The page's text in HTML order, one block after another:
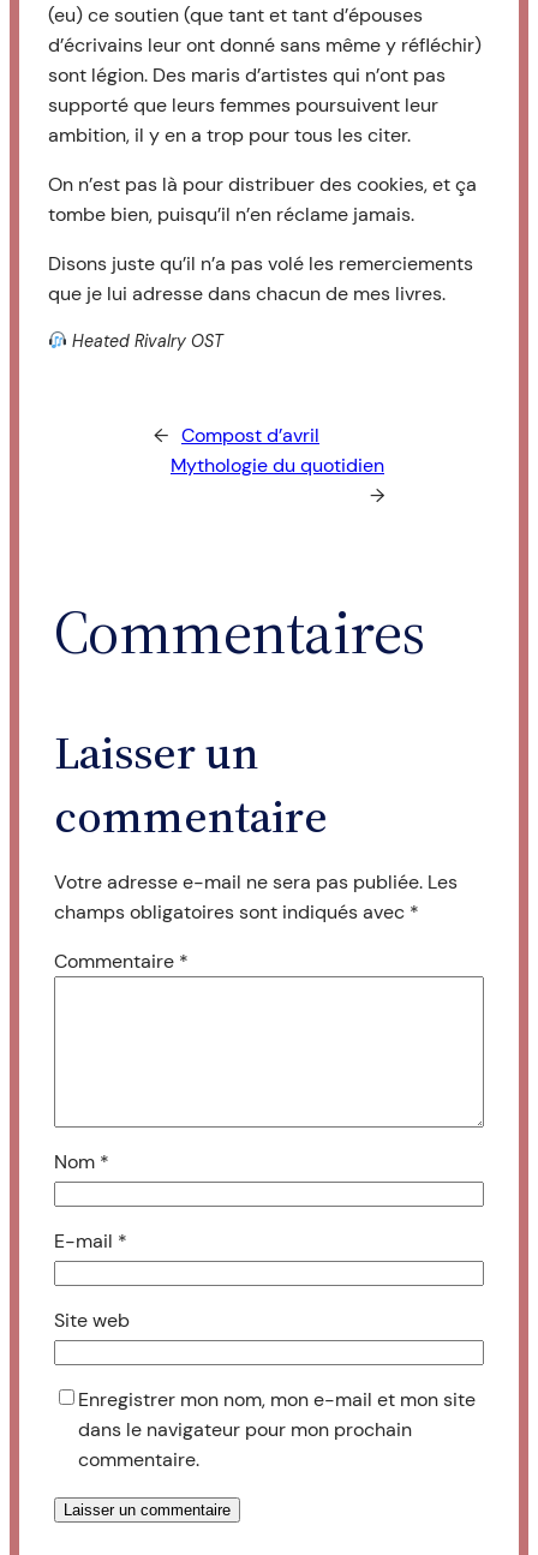
(eu) ce soutien (que tant et tant d’épouses
d’écrivains leur ont donné sans même y réfléchir)
sont légion. Des maris d’artistes qui n’ont pas
supporté que leurs femmes poursuivent leur
ambition, il y en a trop pour tous les citer.
On n’est pas là pour distribuer des cookies, et ça
tombe bien, puisqu’il n’en réclame jamais.
Disons juste qu’il n’a pas volé les remerciements
que je lui adresse dans chacun de mes livres.
Heated Rivalry OST
← Compost d’avril
Mythologie du quotidien
→
Commentaires
Laisser un
commentaire
Votre adresse e-mail ne sera pas publiée. Les
champs obligatoires sont indiqués avec *
Commentaire *
Nom *
E-mail *
Site web
Enregistrer mon nom, mon e-mail et mon site
dans le navigateur pour mon prochain
commentaire.